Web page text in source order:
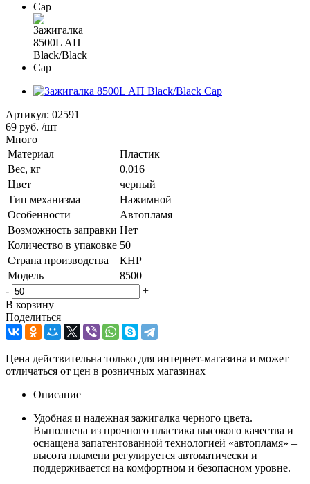
Артикул: 02591
69 руб. /шт
Много
Материал
Пластик
Вес, кг
0,016
Цвет
черный
Тип механизма
Нажимной
Особенности
Автопламя
Возможность заправки Нет
Количество в упаковке 50
Страна производства
КНР
Модель
8500
-
+
В корзину
Поделиться
Цена действительна только для интернет-магазина и может
отличаться от цен в розничных магазинах
Описание
Удобная и надежная зажигалка черного цвета.
Выполнена из прочного пластика высокого качества и
оснащена запатентованной технологией «автопламя» –
высота пламени регулируется автоматически и
поддерживается на комфортном и безопасном уровне.